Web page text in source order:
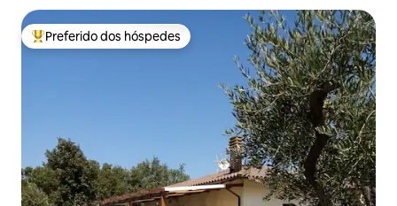
Entre os melhores preferidos dos hóspedes
Preferido dos hóspedes